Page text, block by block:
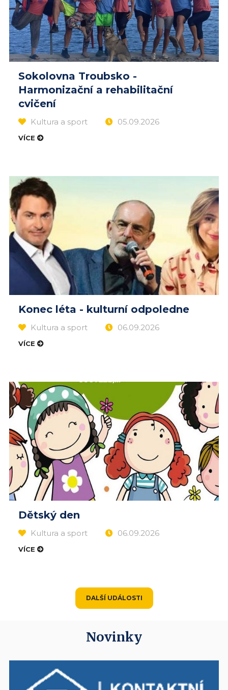
Sokolovna Troubsko -
Harmonizační a rehabilitační
cvičení
Kultura a sport 05.09.2026
VÍCE
Konec léta - kulturní odpoledne
Kultura a sport 06.09.2026
VÍCE
Dětský den
Kultura a sport 06.09.2026
VÍCE
DALŠÍ UDÁLOSTI
Novinky